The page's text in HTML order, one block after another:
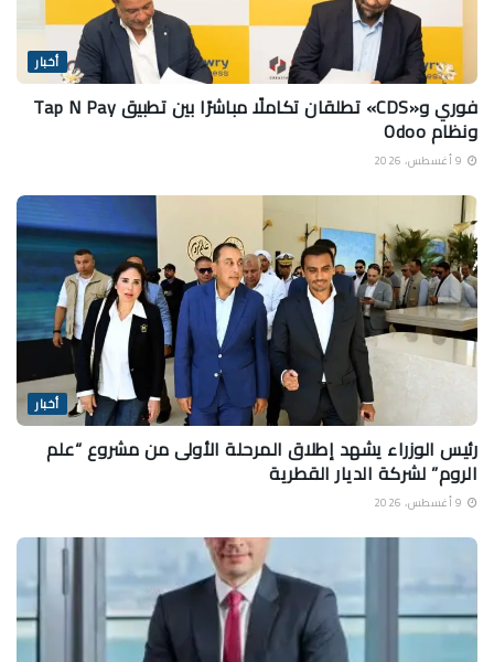
أخبار
فوري و«CDS» تطلقان تكاملًا مباشرًا بين تطبيق Tap N Pay
ونظام Odoo
أخبار
رئيس الوزراء يشهد إطلاق المرحلة الأولى من مشروع “علم
الروم” لشركة الديار القطرية